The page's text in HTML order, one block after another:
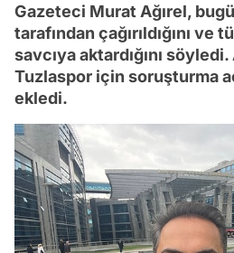
Gazeteci Murat Ağırel,
tarafından çağırıldığını ve
savcıya aktardığını söyledi.
Tuzlaspor için soruşturma
ekledi.